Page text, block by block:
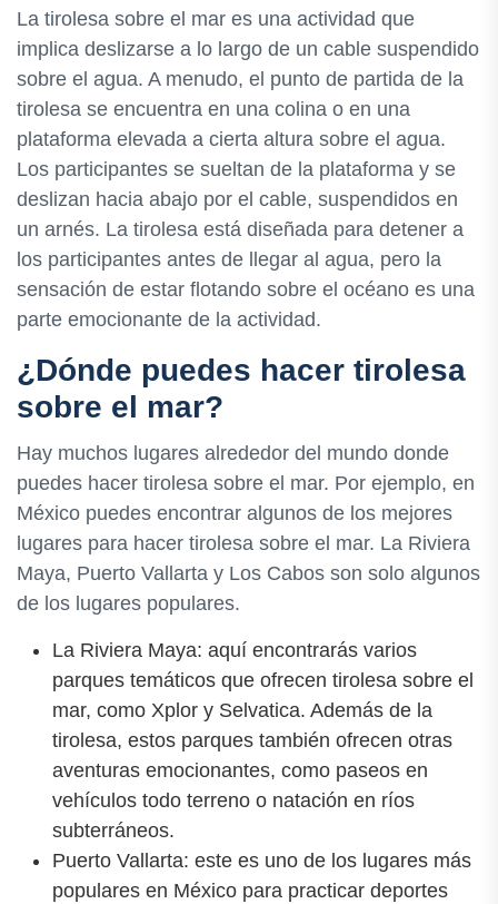
La tirolesa sobre el mar es una actividad que
implica deslizarse a lo largo de un cable suspendido
sobre el agua. A menudo, el punto de partida de la
tirolesa se encuentra en una colina o en una
plataforma elevada a cierta altura sobre el agua.
Los participantes se sueltan de la plataforma y se
deslizan hacia abajo por el cable, suspendidos en
un arnés. La tirolesa está diseñada para detener a
los participantes antes de llegar al agua, pero la
sensación de estar flotando sobre el océano es una
parte emocionante de la actividad.
¿Dónde puedes hacer tirolesa
sobre el mar?
Hay muchos lugares alrededor del mundo donde
puedes hacer tirolesa sobre el mar. Por ejemplo, en
México puedes encontrar algunos de los mejores
lugares para hacer tirolesa sobre el mar. La Riviera
Maya, Puerto Vallarta y Los Cabos son solo algunos
de los lugares populares.
La Riviera Maya: aquí encontrarás varios
parques temáticos que ofrecen tirolesa sobre el
mar, como Xplor y Selvatica. Además de la
tirolesa, estos parques también ofrecen otras
aventuras emocionantes, como paseos en
vehículos todo terreno o natación en ríos
subterráneos.
Puerto Vallarta: este es uno de los lugares más
populares en México para practicar deportes